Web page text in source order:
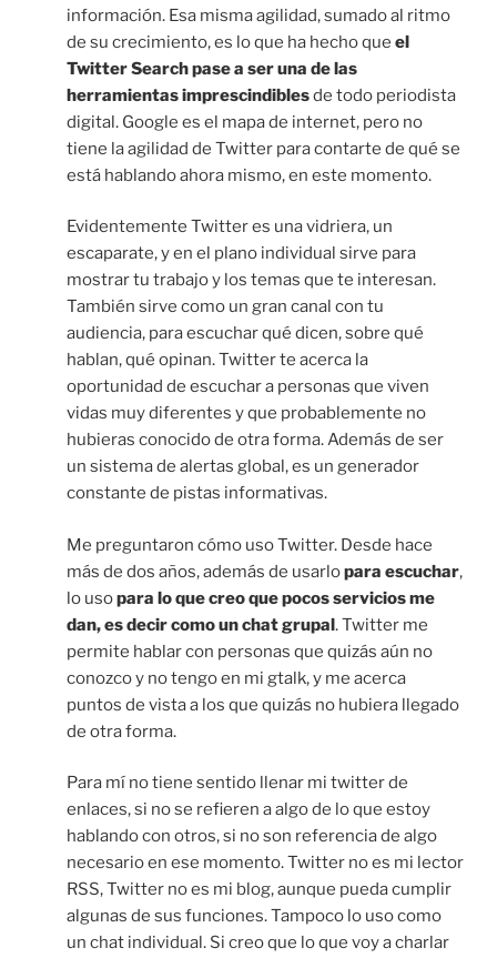
información. Esa misma agilidad, sumado al ritmo
de su crecimiento, es lo que ha hecho que el
Twitter Search pase a ser una de las
herramientas imprescindiblesde todo periodista
digital. Google es el mapa de internet, pero no
tiene la agilidad de Twitter para contarte de qué se
está hablando ahora mismo, en este momento.
Evidentemente Twitter es una vidriera, un
escaparate, y en el plano individual sirve para
mostrar tu trabajo y los temas que te interesan.
También sirve como un gran canal con tu
audiencia, para escuchar qué dicen, sobre qué
hablan, qué opinan. Twitter te acerca la
oportunidad de escuchar a personas que viven
vidas muy diferentes y que probablemente no
hubieras conocido de otra forma. Además de ser
un sistema de alertas global, es un generador
constante de pistas informativas.
Me preguntaron cómo uso Twitter. Desde hace
más de dos años, además de usarlopara escuchar,
lo usopara lo que creo que pocos servicios me
dan, es decir como un chat grupal. Twitter me
permite hablar con personas que quizás aún no
conozco y no tengo en mi gtalk, y me acerca
puntos de vista a los que quizás no hubiera llegado
de otra forma.
Para mí no tiene sentido llenar mi twitter de
enlaces, si no se refieren a algo de lo que estoy
hablando con otros, si no son referencia de algo
necesario en ese momento. Twitter no es mi lector
RSS, Twitter no es mi blog, aunque pueda cumplir
algunas de sus funciones. Tampoco lo uso como
un chat individual. Si creo que lo que voy a charlar